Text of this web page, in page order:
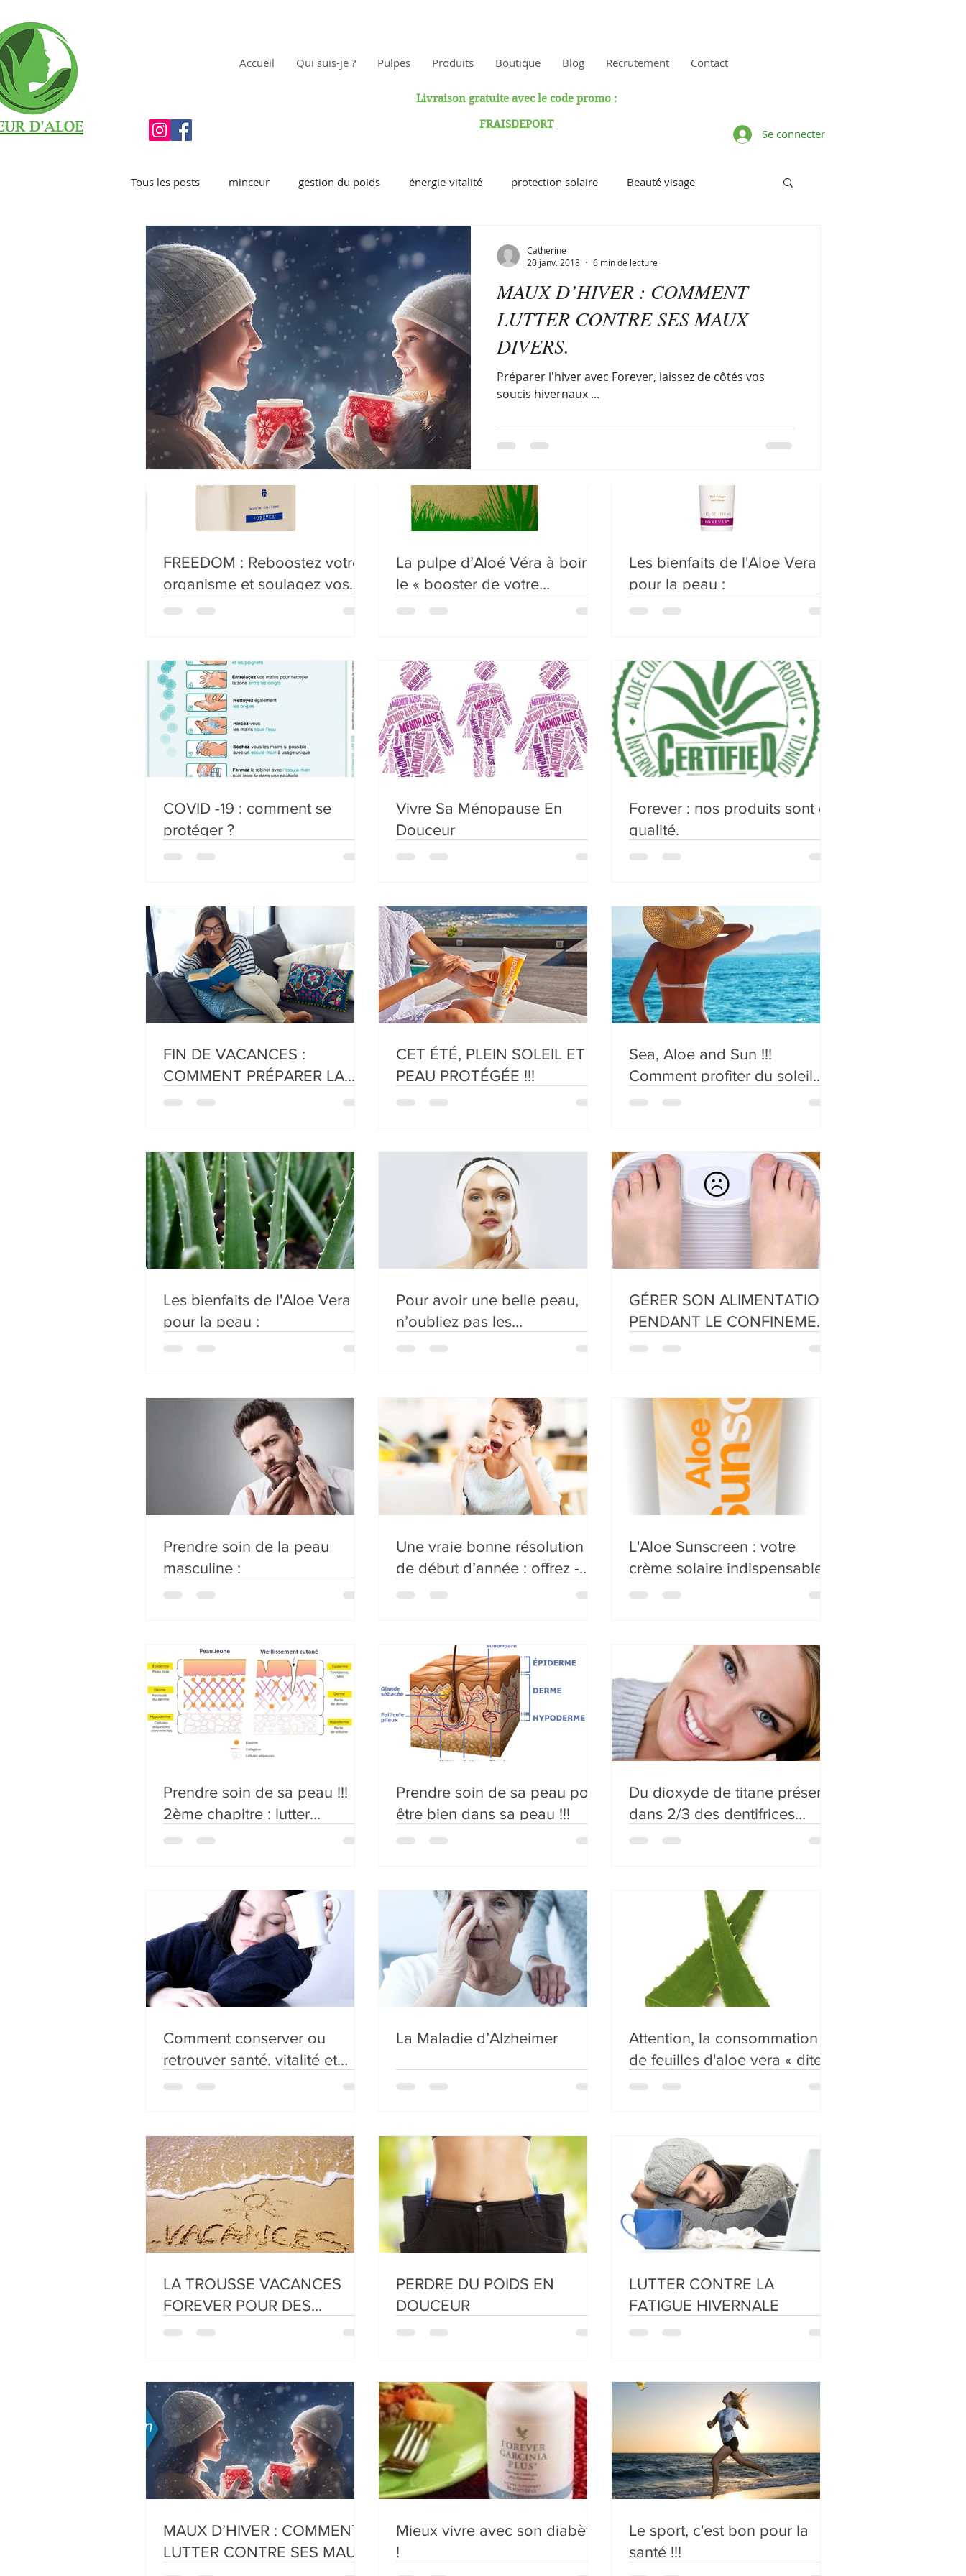
Accueil Qui suis-je ? Pulpes Produits Boutique Blog Recrutement Contact
Livraison gratuite avec le code promo :
FRAISDEPORT
Se connecter
SOULAGER LES DOULEURS
ARTICULAIRES
L’INTESTIN, CET ORGANE
ESSENTIEL !
LE MICROBIOTE INTESTINAL
FREEDOM : Reboostez votre
organisme et soulagez vos
articulations !!!
La pulpe d’Aloé Véra à boire :
le « booster de votre
organisme »
Les bienfaits de l'Aloe Vera
pour la peau :
COVID -19 : comment se
protéger ?
Vivre Sa Ménopause En
Douceur
Forever : nos produits sont de
qualité.
FIN DE VACANCES :
COMMENT PRÉPARER LA
RENTRÉE, EN TOUTE
CET ÉTÉ, PLEIN SOLEIL ET
PEAU PROTÉGÉE !!!
Sea, Aloe and Sun !!!
Comment profiter du soleil
tout en préservant sa peau !
Les bienfaits de l'Aloe Vera
pour la peau :
Pour avoir une belle peau,
n’oubliez pas les
gommages…
GÉRER SON ALIMENTATION,
PENDANT LE CONFINEMENT
: STABILISER OU PERDRE DU
Prendre soin de la peau
masculine :
Une vraie bonne résolution
de début d’année : offrez -
vous une cure détox !!!
L'Aloe Sunscreen : votre
crème solaire indispensable
de l'été !!!
Prendre soin de sa peau !!!
2ème chapitre : lutter
efficacement contre le
Prendre soin de sa peau pour
être bien dans sa peau !!!
Du dioxyde de titane présent
dans 2/3 des dentifrices…
Comment conserver ou
retrouver santé, vitalité et
énergie ?
La Maladie d’Alzheimer
Attention, la consommation
de feuilles d'aloe vera « dites
fraiches » peut être risquée…
LA TROUSSE VACANCES
FOREVER POUR DES
VACANCES RÉUSSIES !!!
PERDRE DU POIDS EN
DOUCEUR
LUTTER CONTRE LA
FATIGUE HIVERNALE
MAUX D’HIVER : COMMENT
LUTTER CONTRE SES MAUX
Mieux vivre avec son diabète
!
Le sport, c'est bon pour la
santé !!!
Tous les posts minceur gestion du poids énergie-vitalité protection solaire Beauté visage
Digestion beauté des cheveux beauté du corps
Sérénité Maison immunité confort mobilité circulation sanguine intellect sexualité
apithérapie aromathérapie indispensables parfums soins spécifiques
gamme infinite F.I.T nutrition puissance
MAUX D’HIVER : COMMENT
LUTTER CONTRE SES MAUX
DIVERS.
Préparer l'hiver avec Forever, laissez de côtés vos
soucis hivernaux ...
Catherine
20 janv. 2018
6 min de lecture